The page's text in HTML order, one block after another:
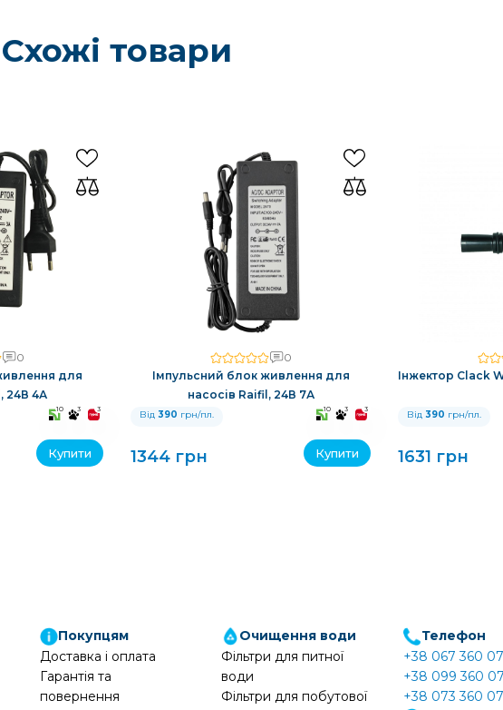
Схожі товари
0
для
24В 4А
10 3 3
Купити
0
Імпульсний блок живлення для
насосів Raifil, 24В 7А
Від 390 грн/пл. 10 3 3
1344 грн Купити
Інжектор Clack
Від 390 грн/пл.
1631 грн
Покупцям
Доставка і оплата
Гарантія та
повернення
Очищення води
Фільтри для питної
води
Фільтри для побутової
Телефон
+38 067 360
+38 099 360
+38 073 360